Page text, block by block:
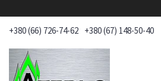
+380 (66) 726-74-62 +380 (67) 148-50-40